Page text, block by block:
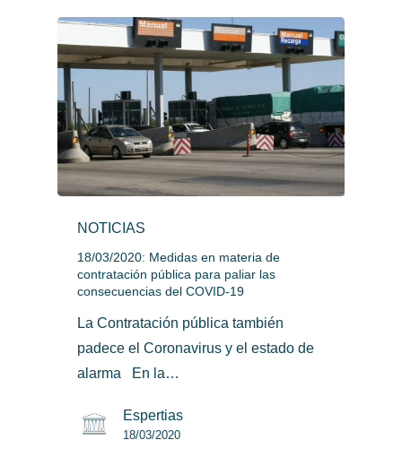
NOTICIAS
18/03/2020: Medidas en materia de
contratación pública para paliar las
consecuencias del COVID-19
La Contratación pública también
padece el Coronavirus y el estado de
alarma En la…
Espertias
18/03/2020